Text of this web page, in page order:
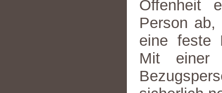
Offenheit
Person
eine feste
Mit einer